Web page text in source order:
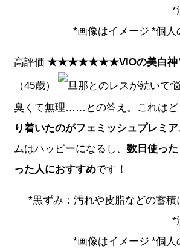
*
*画像はイメージ *個
高評価 ★★★★★★★VIOの美白
（45歳） 旦那とのレスが続いて
臭くて無理……との答え。これはど
り着いたのがフェミッシュプレミ
ムはハッピーになるし、 数日使っ
った人におすすめです！
*黒ずみ：汚れや皮脂などの蓄
*
*画像はイメージ *個